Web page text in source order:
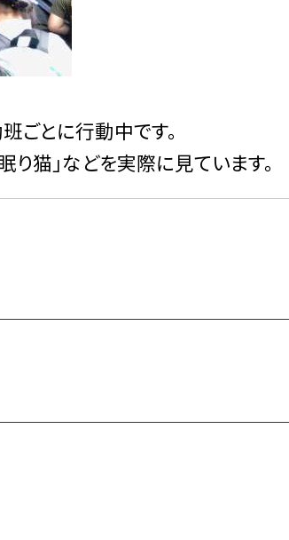
ごとに行動中です。
り猫」などを実際に見ています。